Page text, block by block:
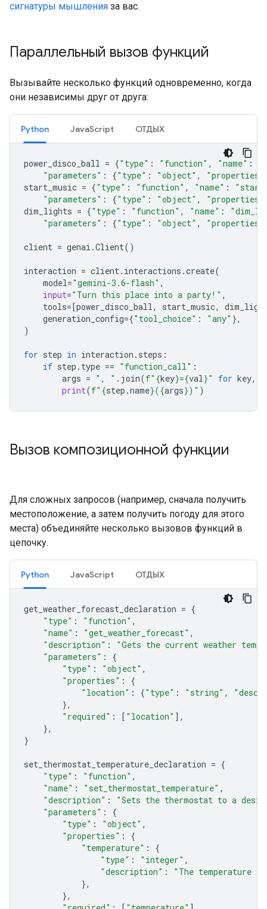
сигнатуры мышления за вас.
Параллельный вызов функций
Вызывайте несколько функций одновременно, когда
они независимы друг от друга:
Python JavaScript ОТДЫХ
power_disco_ball = {"type" : "function" , "name" :
"parameters" : {"type" : "object" , "properties"
start_music = {"type" : "function" , "name" :
"parameters" : {"type" : "object" , "properties"
dim_lights = {"type" : "function" , "name" :
"parameters" : {"type" : "object" , "properties"
client = genai .Client()
interaction = client. interactions .create(
model="gemini-3.6-flash" ,
input="Turn this place into a party!" ,
tools= [power_disco_ball, start_music,
generation_config={"tool_choice" : "any" },
)
for step in interaction . steps :
if step . type == "function_call" :
args = ", " . join(f" {key}={val}" for key,
print(f" {step .name}({args})" )
Вызов композиционной функции
Для сложных запросов (например, сначала получить
местоположение, а затем получить погоду для этого
места) объединяйте несколько вызовов функций в
цепочку.
Python JavaScript ОТДЫХ
get_weather_forecast_declaration = {
"type" : "function" ,
"name" : "get_weather_forecast" ,
"description" :
"Gets the current weather
"parameters" :
{
"type" : "object" ,
"properties" :
{
"location" : {"type" : "string" ,
},
"required" : [ "location" ],
},
}
set_thermostat_temperature_declaration = {
"type" : "function" ,
"name" : "set_thermostat_temperature" ,
"description" :
"Sets the thermostat to a
"parameters" :
{
"type" : "object" ,
"properties" :
{
"temperature" :
{
"type" : "integer" ,
"description" :
"The temperature
},
},